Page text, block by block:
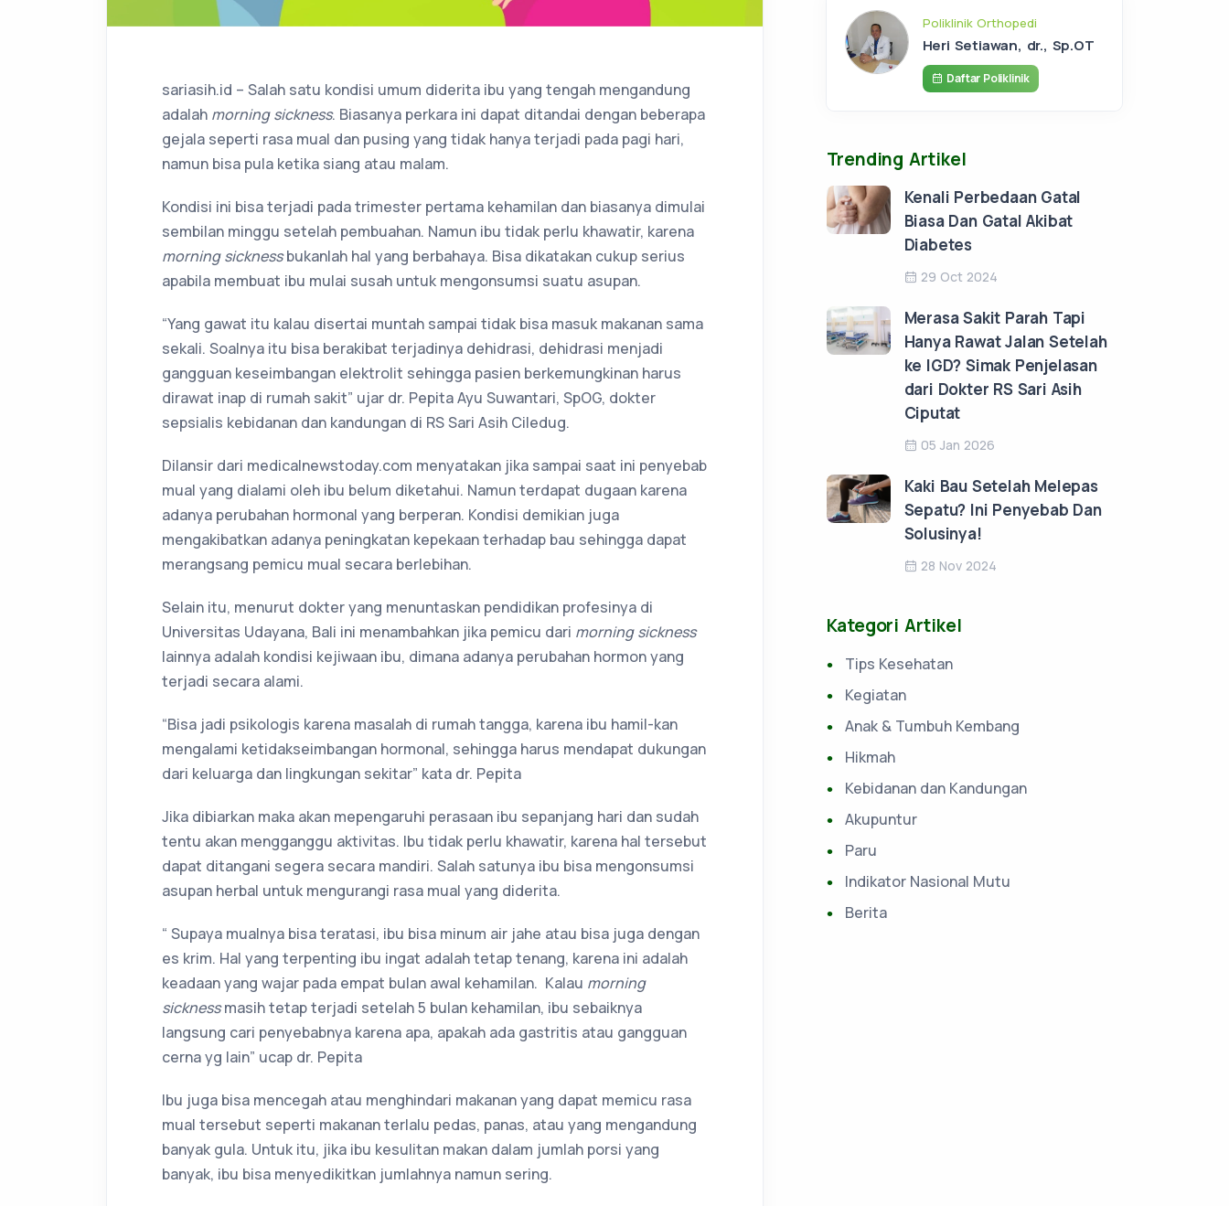
sariasih.id – Salah satu kondisi umum diderita ibu yang tengah mengandung
adalah morning sickness. Biasanya perkara ini dapat ditandai dengan beberapa
gejala seperti rasa mual dan pusing yang tidak hanya terjadi pada pagi hari,
namun bisa pula ketika siang atau malam.
Kondisi ini bisa terjadi pada trimester pertama kehamilan dan biasanya dimulai
sembilan minggu setelah pembuahan. Namun ibu tidak perlu khawatir, karena
morning sicknessbukanlah hal yang berbahaya. Bisa dikatakan cukup serius
apabila membuat ibu mulai susah untuk mengonsumsi suatu asupan.
“Yang gawat itu kalau disertai muntah sampai tidak bisa masuk makanan sama
sekali. Soalnya itu bisa berakibat terjadinya dehidrasi, dehidrasi menjadi
gangguan keseimbangan elektrolit sehingga pasien berkemungkinan harus
dirawat inap di rumah sakit” ujar dr. Pepita Ayu Suwantari, SpOG, dokter
sepsialis kebidanan dan kandungan di RS Sari Asih Ciledug.
Dilansir dari medicalnewstoday.com menyatakan jika sampai saat ini penyebab
mual yang dialami oleh ibu belum diketahui. Namun terdapat dugaan karena
adanya perubahan hormonal yang berperan. Kondisi demikian juga
mengakibatkan adanya peningkatan kepekaan terhadap bau sehingga dapat
merangsang pemicu mual secara berlebihan.
Selain itu, menurut dokter yang menuntaskan pendidikan profesinya di
Universitas Udayana, Bali ini menambahkan jika pemicu dari morning sickness
lainnya adalah kondisi kejiwaan ibu, dimana adanya perubahan hormon yang
terjadi secara alami.
“Bisa jadi psikologis karena masalah di rumah tangga, karena ibu hamil-kan
mengalami ketidakseimbangan hormonal, sehingga harus mendapat dukungan
dari keluarga dan lingkungan sekitar” kata dr. Pepita
Jika dibiarkan maka akan mepengaruhi perasaan ibu sepanjang hari dan sudah
tentu akan mengganggu aktivitas. Ibu tidak perlu khawatir, karena hal tersebut
dapat ditangani segera secara mandiri. Salah satunya ibu bisa mengonsumsi
asupan herbal untuk mengurangi rasa mual yang diderita.
“ Supaya mualnya bisa teratasi, ibu bisa minum air jahe atau bisa juga dengan
es krim. Hal yang terpenting ibu ingat adalah tetap tenang, karena ini adalah
keadaan yang wajar pada empat bulan awal kehamilan. Kalau morning
sicknessmasih tetap terjadi setelah 5 bulan kehamilan, ibu sebaiknya
langsung cari penyebabnya karena apa, apakah ada gastritis atau gangguan
cerna yg lain” ucap dr. Pepita
Ibu juga bisa mencegah atau menghindari makanan yang dapat memicu rasa
mual tersebut seperti makanan terlalu pedas, panas, atau yang mengandung
banyak gula. Untuk itu, jika ibu kesulitan makan dalam jumlah porsi yang
banyak, ibu bisa menyedikitkan jumlahnya namun sering.
Poliklinik Orthopedi
Heri Setiawan, dr., Sp.OT
Daftar Poliklinik
Trending Artikel
Kenali Perbedaan Gatal
Biasa Dan Gatal Akibat
Diabetes
29 Oct 2024
Merasa Sakit Parah Tapi
Hanya Rawat Jalan Setelah
ke IGD? Simak Penjelasan
dari Dokter RS Sari Asih
Ciputat
05 Jan 2026
Kaki Bau Setelah Melepas
Sepatu? Ini Penyebab Dan
Solusinya!
28 Nov 2024
Kategori Artikel
Tips Kesehatan
Kegiatan
Anak & Tumbuh Kembang
Hikmah
Kebidanan dan Kandungan
Akupuntur
Paru
Indikator Nasional Mutu
Berita